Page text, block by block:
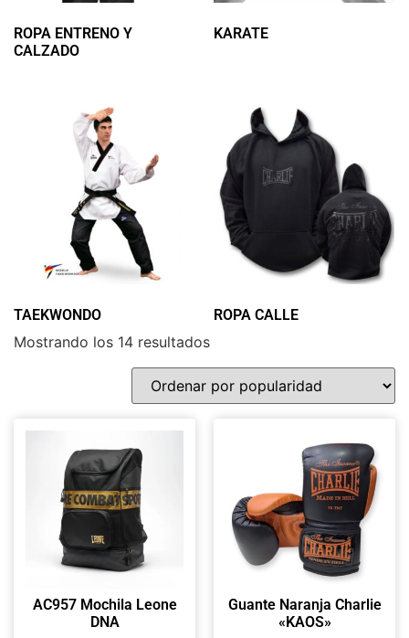
ROPA ENTRENO Y
CALZADO
KARATE
TAEKWONDO ROPA CALLE
Mostrando los 14 resultados
AC957 Mochila Leone
DNA
Guante Naranja Charlie
«KAOS»